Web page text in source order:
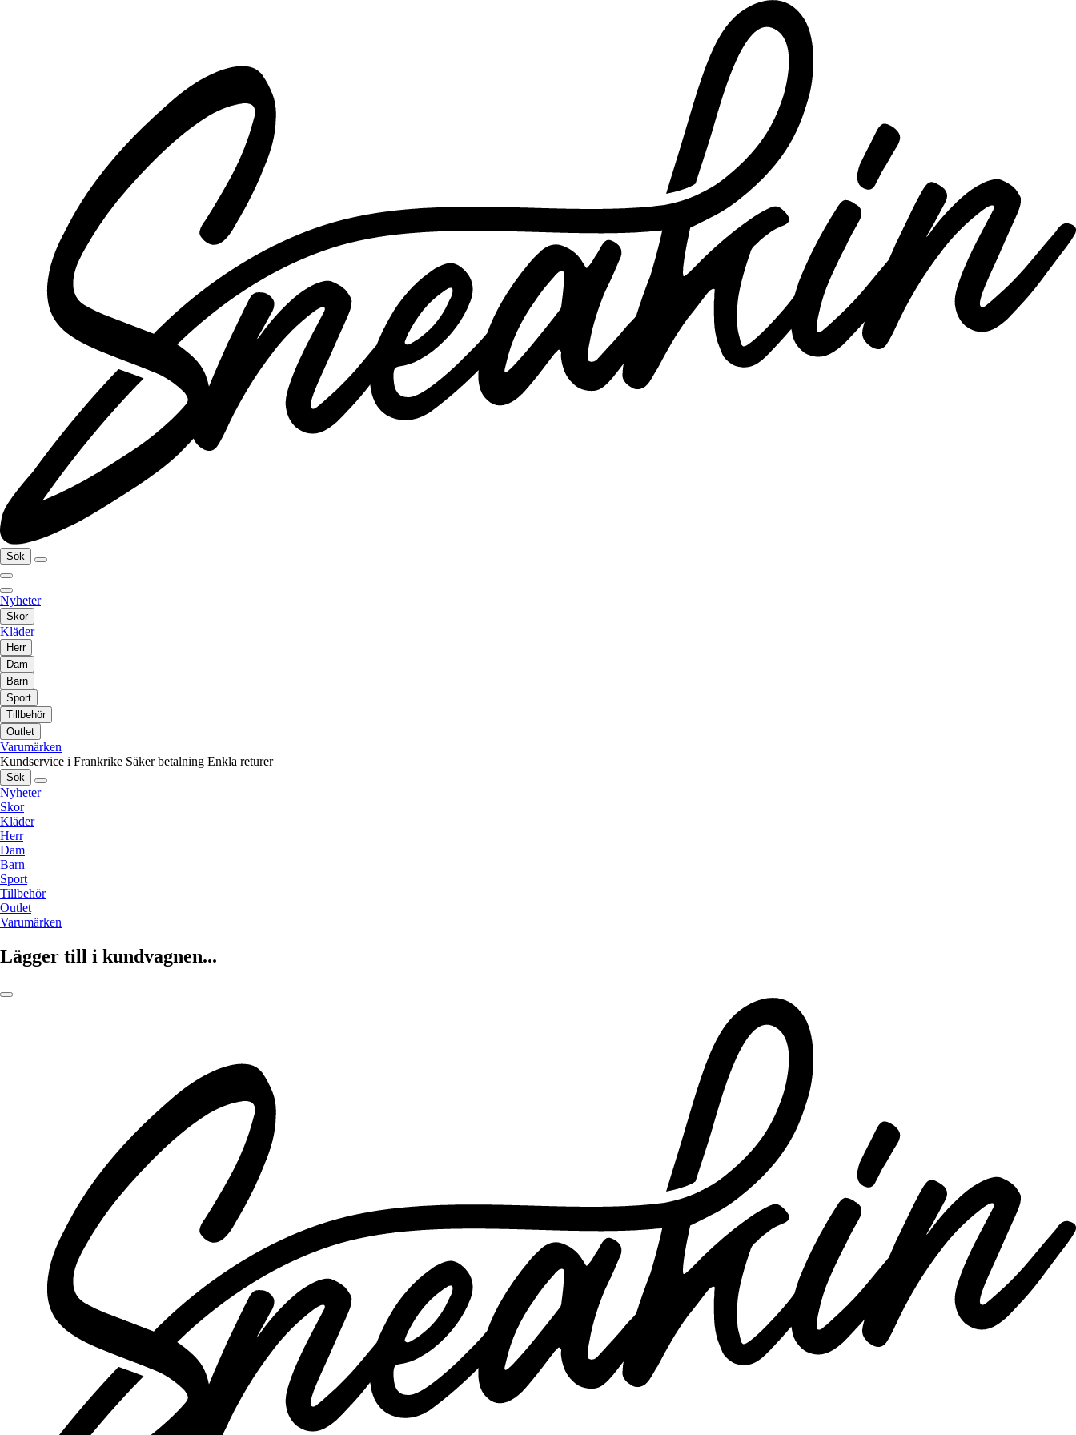
Sök
Nyheter
Skor
Kläder
Herr
Dam
Barn
Sport
Tillbehör
Outlet
Varumärken
Kundservice i Frankrike Säker betalning Enkla returer
Sök
Nyheter
Skor
Kläder
Herr
Dam
Barn
Sport
Tillbehör
Outlet
Varumärken
Lägger till i kundvagnen...